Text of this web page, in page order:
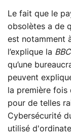
Le fait que le
obsolètes a de
est notamment
l’explique la BBC
qu’une
peuvent
la première
pour de telles
Cybersécurité
utilisé